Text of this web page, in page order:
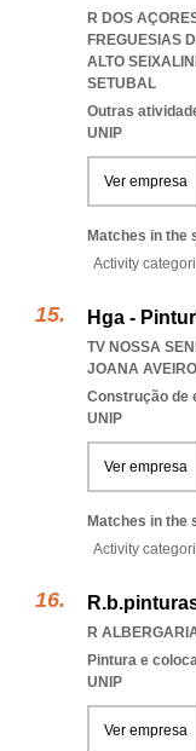
R DOS
FREGUESIAS
ALTO
SETUBAL
Outras
UNIP
Ver empresa
Matches in the
Activity
Hga -
TV NOSSA
JOANA AVEIRO
Construção de
UNIP
Ver empresa
Matches in the
Activity
R
Pintura e
UNIP
Ver empresa